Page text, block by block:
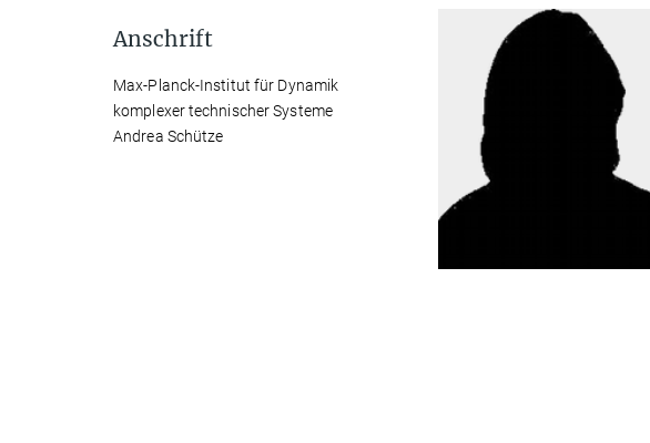
Anschrift
Max-Planck-Institut für Dynamik
komplexer technischer Systeme
Andrea Schütze